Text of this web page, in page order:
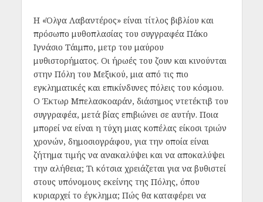
Η «Όλγα Λαβαντέρος» είναι τίτλος βιβλίου και
πρόσωπο μυθοπλασίας του συγγραφέα Πάκο
Ιγνάσιο Τάιμπο, μετρ του μαύρου
μυθιστορήματος. Οι ήρωές του ζουν και κινούνται
στην Πόλη του Μεξικού, μια από τις πιο
εγκληματικές και επικίνδυνες πόλεις του κόσμου.
Ο Έκτωρ Μπελασκοαράν, διάσημος ντετέκτιβ του
συγγραφέα, μετά βίας επιβιώνει σε αυτήν. Ποια
μπορεί να είναι η τύχη μιας κοπέλας είκοσι τριών
χρονών, δημοσιογράφου, για την οποία είναι
ζήτημα τιμής να ανακαλύψει και να αποκαλύψει
την αλήθεια; Τι κότσια χρειάζεται για να βυθιστεί
στους υπόνομους εκείνης της Πόλης, όπου
κυριαρχεί το έγκλημα; Πώς θα καταφέρει να